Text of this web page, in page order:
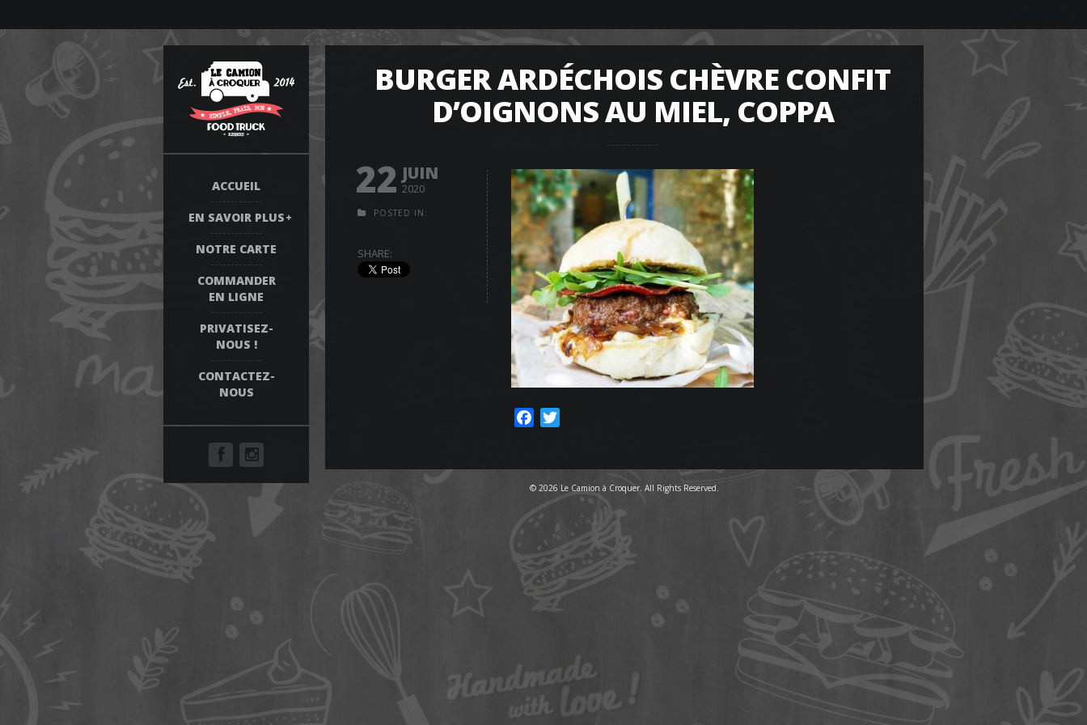
ACCUEIL
EN SAVOIR PLUS
NOTRE CARTE
COMMANDER
EN LIGNE
PRIVATISEZ-
NOUS !
CONTACTEZ-
NOUS
BURGER ARDÉCHOIS CHÈVRE CONFIT
D’OIGNONS AU MIEL, COPPA
22 JUIN
2020
POSTED IN:
SHARE:
Facebook
© 2026 Le Camion à Croquer. All Rights Reserved.